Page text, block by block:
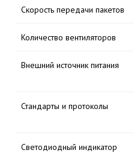
Скорость передачи пакетов
Количество вентиляторов
Внешний источник питания
Стандарты и протоколы
Светодиодный индикатор